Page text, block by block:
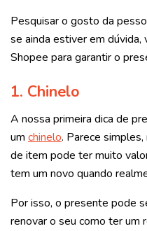
Pesquisar o gosto da
se ainda estiver em
Shopee para garantir o
1. Chinelo
A nossa primeira dica de
um chinelo. Parece
de item pode ter muito
tem um novo quando
Por isso, o presente pode
renovar o seu como ter um